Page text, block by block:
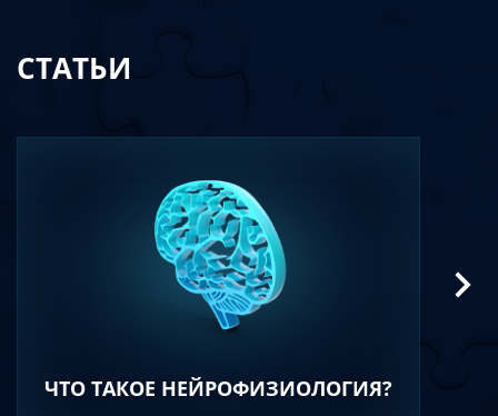
СТАТЬИ
ЧТО ТАКОЕ НЕЙРОФИЗИОЛОГИЯ?